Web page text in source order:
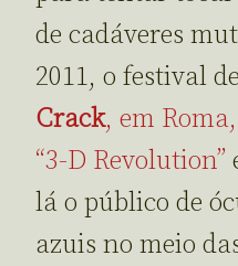
de cadáveres
2011, o festival
Crack, em
“3-D Revolution”
lá o público de
azuis no meio